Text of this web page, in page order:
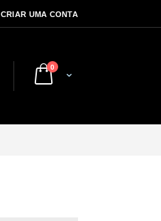
CRIAR UMA CONTA
Cart
0artigos